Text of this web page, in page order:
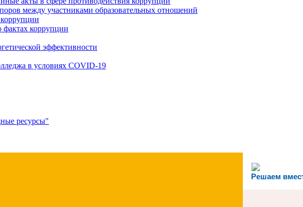
между участниками образовательных отношений
фактах коррупции
эффективности
в условиях COVID-19
ресурсы"
Решаем